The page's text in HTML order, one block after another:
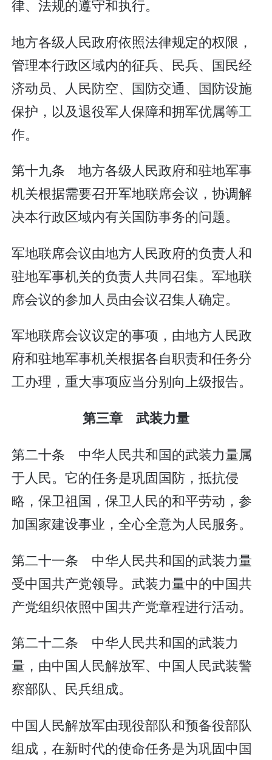
律、法规的遵守和执行。
地方各级人民政府依照法律规定的权限，
管理本行政区域内的征兵、民兵、国民经
济动员、人民防空、国防交通、国防设施
保护，以及退役军人保障和拥军优属等工
作。
第十九条 地方各级人民政府和驻地军事
机关根据需要召开军地联席会议，协调解
决本行政区域内有关国防事务的问题。
军地联席会议由地方人民政府的负责人和
驻地军事机关的负责人共同召集。军地联
席会议的参加人员由会议召集人确定。
军地联席会议议定的事项，由地方人民政
府和驻地军事机关根据各自职责和任务分
工办理，重大事项应当分别向上级报告。
第三章 武装力量
第二十条 中华人民共和国的武装力量属
于人民。它的任务是巩固国防，抵抗侵
略，保卫祖国，保卫人民的和平劳动，参
加国家建设事业，全心全意为人民服务。
第二十一条 中华人民共和国的武装力量
受中国共产党领导。武装力量中的中国共
产党组织依照中国共产党章程进行活动。
第二十二条 中华人民共和国的武装力
量，由中国人民解放军、中国人民武装警
察部队、民兵组成。
中国人民解放军由现役部队和预备役部队
组成，在新时代的使命任务是为巩固中国